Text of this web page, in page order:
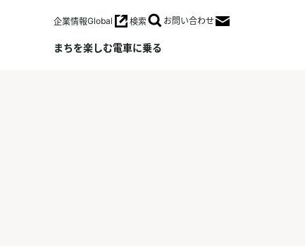
企業情報Global Open in a new window
検索 お問い合わせ
まちを楽しむ電車に乗る